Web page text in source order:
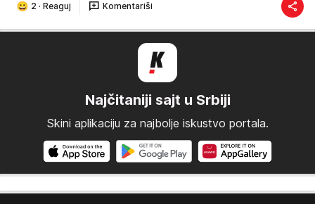
2 · Reaguj Komentariši
Najčitaniji sajt u Srbiji
Skini aplikaciju za najbolje iskustvo portala.